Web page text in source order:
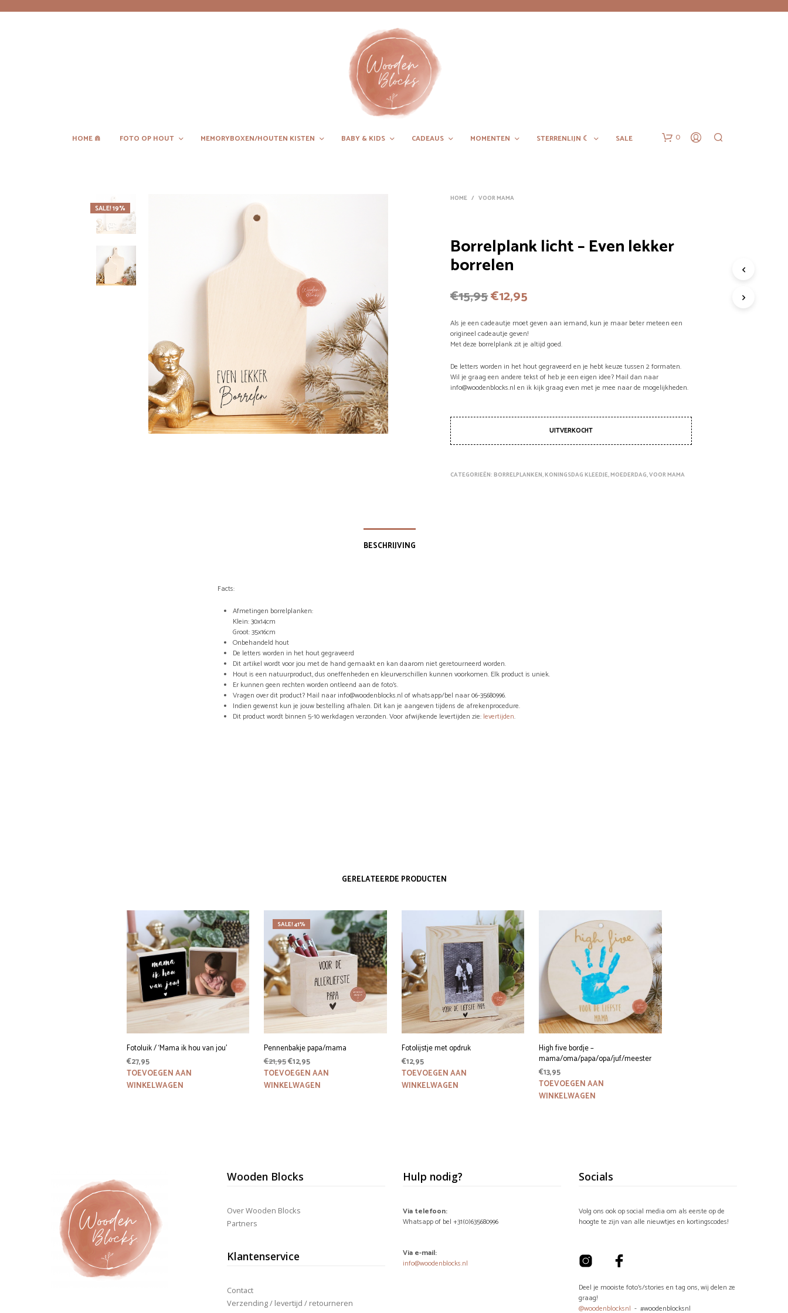
HOME ⋒ FOTO OP HOUT MEMORYBOXEN/HOUTEN KISTEN BABY & KIDS CADEAUS MOMENTEN STERRENLIJN ☾ SALE 0
SALE! 19%
HOME / VOOR MAMA
Borrelplank licht – Even lekker
borrelen
€15,95Oorspronkelijke
prijs
was:
€15,95.
€12,95
is:
€12,95.
Als je een cadeautje moet geven aan iemand, kun je maar beter meteen een
origineel cadeautje geven!
Met deze borrelplank zit je altijd goed.
De letters worden in het hout gegraveerd en je hebt keuze tussen 2 formaten.
Wil je graag een andere tekst of heb je een eigen idee? Mail dan naar
info@woodenblocks.nl en ik kijk graag even met je mee naar de mogelijkheden.
UITVERKOCHT
CATEGORIEËN:BORRELPLANKEN,KONINGSDAG KLEEDJE,MOEDERDAG,VOOR MAMA
BESCHRIJVING
Facts:
Afmetingen borrelplanken:
Klein: 30x14cm
Groot: 35x16cm
Onbehandeld hout
De letters worden in het hout gegraveerd
Dit artikel wordt voor jou met de hand gemaakt en kan daarom niet geretourneerd worden.
Hout is een natuurproduct, dus oneffenheden en kleurverschillen kunnen voorkomen. Elk product is uniek.
Er kunnen geen rechten worden ontleend aan de foto’s.
Vragen over dit product? Mail naar info@woodenblocks.nl of whatsapp/bel naar 06-35680996.
Indien gewenst kun je jouw bestelling afhalen. Dit kan je aangeven tijdens de afrekenprocedure.
Dit product wordt binnen 5-10 werkdagen verzonden. Voor afwijkende levertijden zie: levertijden.
GERELATEERDE PRODUCTEN
Fotoluik / ‘Mama ik hou van jou’
€27,95
TOEVOEGEN AAN
WINKELWAGEN
SALE! 41%
Pennenbakje papa/mama
€21,95Oorspronkelijke
prijs
was:
€12,95Huidige
prijs
is:
TOEVOEGEN AAN
WINKELWAGEN
Fotolijstje met opdruk
€12,95
TOEVOEGEN AAN
WINKELWAGEN
High five bordje –
mama/oma/papa/opa/juf/meester
€13,95
TOEVOEGEN AAN
WINKELWAGEN
Wooden Blocks
Over Wooden Blocks
Partners
Klantenservice
Contact
Verzending / levertijd / retourneren
Hulp nodig?
Via telefoon:
Whatsapp of bel +31(0)635680996
Via e-mail:
info@woodenblocks.nl
Socials
Volg ons ook op social media om als eerste op de
hoogte te zijn van alle nieuwtjes en kortingscodes!
Deel je mooiste foto's/stories en tag ons, wij delen ze
graag!
@woodenblocksnl - #woodenblocksnl